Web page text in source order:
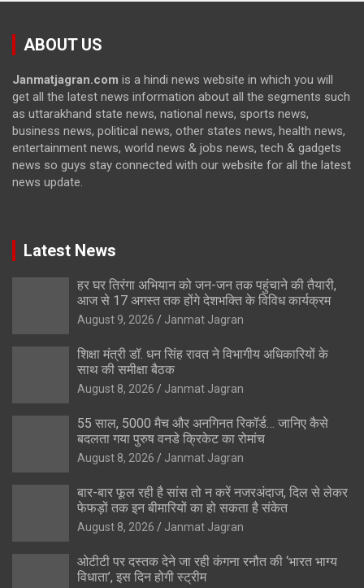
ABOUT US
Janmatjagran.com is a hindi news website in which you will
get all the latest news information about all the segments such
as uttarakhand state news, national news, sports news,
business news, political news, other states news, health news,
entertainment news, world news & jobs news, tech & gadgets
news so guys stay connected with our website for all the latest
news update.
Latest News
हर घर तिरंगा अभियान को जन-जन तक पहुंचाने की तैयारी,
आज से 17 अगस्त तक होंगे देशभक्ति के विविध कार्यक्रम
August 9, 2026 Janmat Jagran
शिक्षा मंत्री डॉ. धन सिंह रावत ने विभागीय अधिकारियों के
साथ की समीक्षा बैठक
August 8, 2026 Janmat Jagran
55 साल, 5000 मैच और अनगिनत रिकॉर्ड… जानिए कैसे
बदलता गया पुरुष वनडे क्रिकेट का रोमांच
August 8, 2026 Janmat Jagran
बार-बार फूल रही है सांस तो न करें नजरअंदाज, दिल से लेकर
फेफड़ों तक इन बीमारियों का हो सकता है संकेत
August 8, 2026 Janmat Jagran
ओटीटी पर दस्तक देने जा रही कंगना रनौत की ‘भारत भाग्य
विधाता’, इस दिन होगी स्ट्रीम